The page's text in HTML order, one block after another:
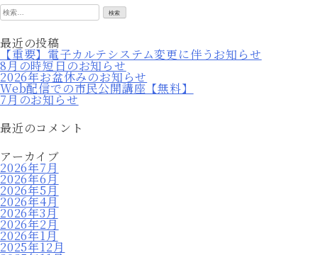
検
索:
最近の投稿
【重要】電子カルテシステム変更に伴うお知らせ
8月の時短日のお知らせ
2026年お盆休みのお知らせ
Web配信での市民公開講座【無料】
7月のお知らせ
最近のコメント
アーカイブ
2026年7月
2026年6月
2026年5月
2026年4月
2026年3月
2026年2月
2026年1月
2025年12月